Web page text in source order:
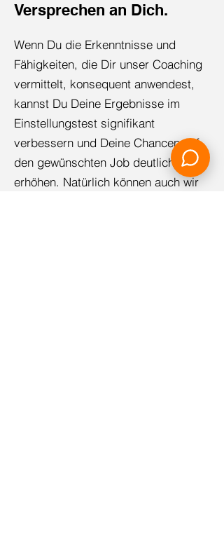
Versprechen an Dich.
Wenn Du die Erkenntnisse und
Fähigkeiten, die Dir unser Coaching
vermittelt, konsequent anwendest,
kannst Du Deine Ergebnisse im
Einstellungstest signifikant
verbessern und Deine Chancen auf
den gewünschten Job deutlich
erhöhen. Natürlich können auch wir